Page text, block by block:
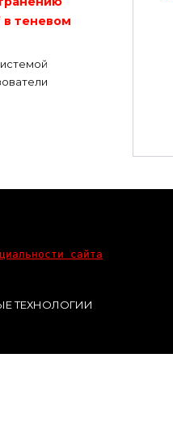
теневом
сайта
ТЕХНОЛОГИИ